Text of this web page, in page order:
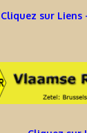
Cliquez sur